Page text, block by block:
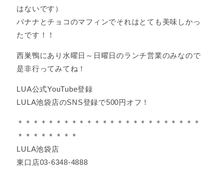
はないです）
バナナとチョコのマフィンでそれはとても美味しかっ
たです！！
西巣鴨にあり水曜日～日曜日のランチ営業のみなので
是非行ってみてね！
LUA公式YouTube登録
LULA池袋店のSNS登録で500円オフ！
＊＊＊＊＊＊＊＊＊＊＊＊＊＊＊＊＊＊＊＊＊＊＊＊
＊＊＊＊＊＊＊＊
LULA池袋店
東口店03-6348-4888